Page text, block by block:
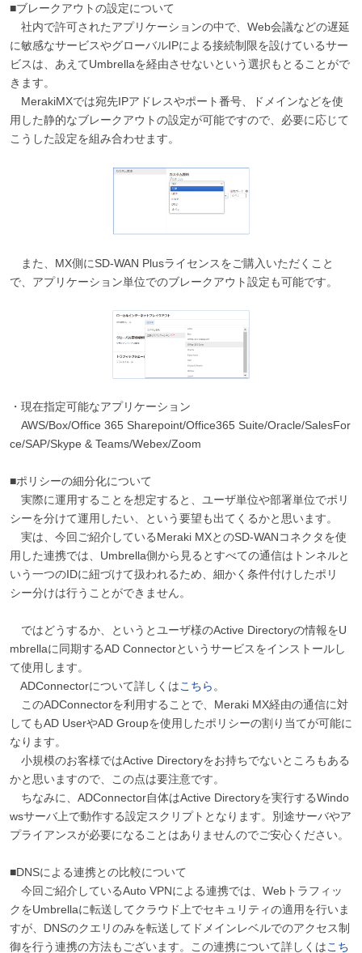
■ブレークアウトの設定について
社内で許可されたアプリケーションの中で、Web会議などの遅延
に敏感なサービスやグローバルIPによる接続制限を設けているサー
ビスは、あえてUmbrellaを経由させないという選択もとることがで
きます。
MerakiMXでは宛先IPアドレスやポート番号、ドメインなどを使
用した静的なブレークアウトの設定が可能ですので、必要に応じて
こうした設定を組み合わせます。
また、MX側にSD-WAN Plusライセンスをご購入いただくこと
で、アプリケーション単位でのブレークアウト設定も可能です。
・現在指定可能なアプリケーション
AWS/Box/Office 365 Sharepoint/Office365 Suite/Oracle/SalesFor
ce/SAP/Skype & Teams/Webex/Zoom
■ポリシーの細分化について
実際に運用することを想定すると、ユーザ単位や部署単位でポリ
シーを分けて運用したい、という要望も出てくるかと思います。
実は、今回ご紹介しているMeraki MXとのSD-WANコネクタを使
用した連携では、Umbrella側から見るとすべての通信はトンネルと
いう一つのIDに紐づけて扱われるため、細かく条件付けしたポリ
シー分けは行うことができません。
ではどうするか、というとユーザ様のActive Directoryの情報をU
mbrellaに同期するAD Connectorというサービスをインストールし
て使用します。
ADConnectorについて詳しくはこちら 。
このADConnectorを利用することで、Meraki MX経由の通信に対
してもAD UserやAD Groupを使用したポリシーの割り当てが可能に
なります。
小規模のお客様ではActive Directoryをお持ちでないところもある
かと思いますので、この点は要注意です。
ちなみに、ADConnector自体はActive Directoryを実行するWindo
wsサーバ上で動作する設定スクリプトとなります。別途サーバやア
プライアンスが必要になることはありませんのでご安心ください。
■DNSによる連携との比較について
今回ご紹介しているAuto VPNによる連携では、Webトラフィッ
クをUmbrellaに転送してクラウド上でセキュリティの適用を行いま
すが、DNSのクエリのみを転送してドメインレベルでのアクセス制
御を行う連携の方法もございます。この連携について詳しくはこち